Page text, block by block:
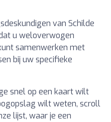
van Schilde
u weloverwogen
samenwerken met
bij uw specifieke
snel op een kaart wilt
wilt weten, scroll
lijst, waar je een